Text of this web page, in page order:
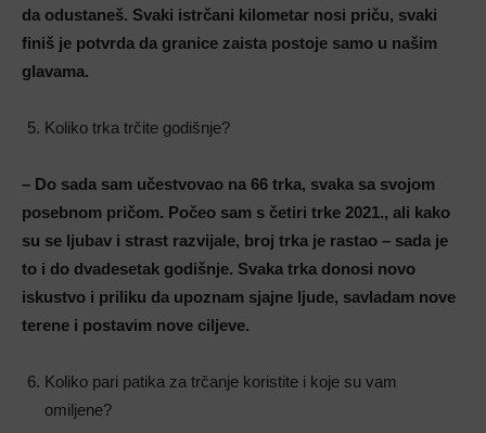
da odustaneš. Svaki istrčani kilometar nosi priču, svaki
finiš je potvrda da granice zaista postoje samo u našim
glavama.
Koliko trka trčite godišnje?
– Do sada sam učestvovao na 66 trka, svaka sa svojom
posebnom pričom. Počeo sam s četiri trke 2021., ali kako
su se ljubav i strast razvijale, broj trka je rastao – sada je
to i do dvadesetak godišnje. Svaka trka donosi novo
iskustvo i priliku da upoznam sjajne ljude, savladam nove
terene i postavim nove ciljeve.
Koliko pari patika za trčanje koristite i koje su vam
omiljene?